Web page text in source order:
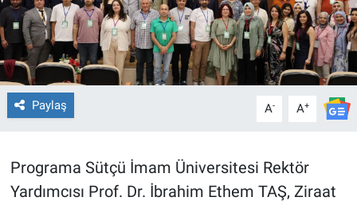
Paylaş A- A+
Programa Sütçü İmam Üniversitesi Rektör
Yardımcısı Prof. Dr. İbrahim Ethem TAŞ, Ziraat
ÇEVRE
HABERDE İNSAN
EĞİTİM
Güvenlik